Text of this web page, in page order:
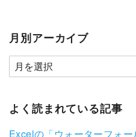
月別アーカイブ
よく読まれている記事
Excelの「ウォーターフォー